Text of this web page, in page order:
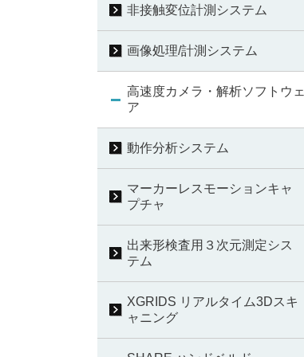
非接触変位計測システム
画像処理/計測システム
高速度カメラ・解析ソフトウェ
ア
動作分析システム
マーカーレスモーションキャ
プチャ
出来形検査用３次元測定シス
テム
XGRIDS リアルタイム3Dスキ
ャニング